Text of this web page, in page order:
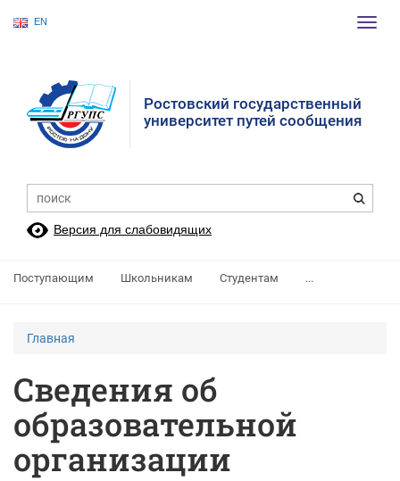
EN
Ростовский государственный
университет путей сообщения
Версия для слабовидящих
Поступающим Школьникам Студентам ...
Главная
Сведения об
образовательной
организации